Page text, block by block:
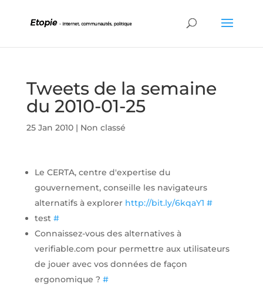
Tweets de la semaine
du 2010-01-25
25 Jan 2010| Non classé
Le CERTA, centre d'expertise du
gouvernement, conseille les navigateurs
alternatifs à explorer http://bit.ly/6kqaY1 #
test #
Connaissez-vous des alternatives à
verifiable.com pour permettre aux utilisateurs
de jouer avec vos données de façon
ergonomique ? #